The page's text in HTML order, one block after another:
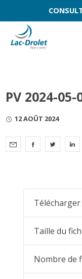
PV 2024-05-
12 AOÛT 2024
Télécharger
Taille du
Nombre de